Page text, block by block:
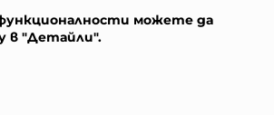
можете да
в "Детайли".